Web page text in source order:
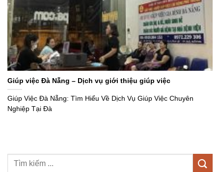
Giúp việc Đà Nẵng – Dịch vụ giới thiệu giúp việc
Giúp Việc Đà Nẵng: Tìm Hiểu Về Dịch Vụ Giúp Việc Chuyên
Nghiệp Tại Đà